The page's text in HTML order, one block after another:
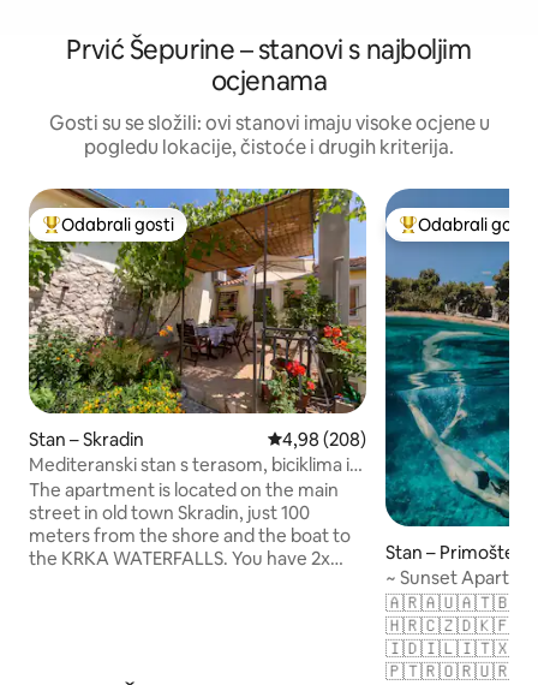
Prvić Šepurine – stanovi s najboljim
ocjenama
Gosti su se složili: ovi stanovi imaju visoke ocjene u
pogledu lokacije, čistoće i drugih kriterija.
Među najviše rangiranima s oznakom „Odabrali gosti”
Odabrali gosti
Stan – Skradin Prosječna ocjena: 4,98/5,
4,98 (208)
Mediteranski stan s terasom, biciklima i
SUP-om
The apartment is located on the main
street in old town Skradin, just 100
meters from the shore and the boat to
the KRKA WATERFALLS. You have 2x
Među najviše
Odabrali gosti
Stan – Primošten
~ Sunset